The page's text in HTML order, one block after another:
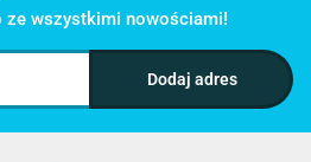
ze wszystkimi nowościami!